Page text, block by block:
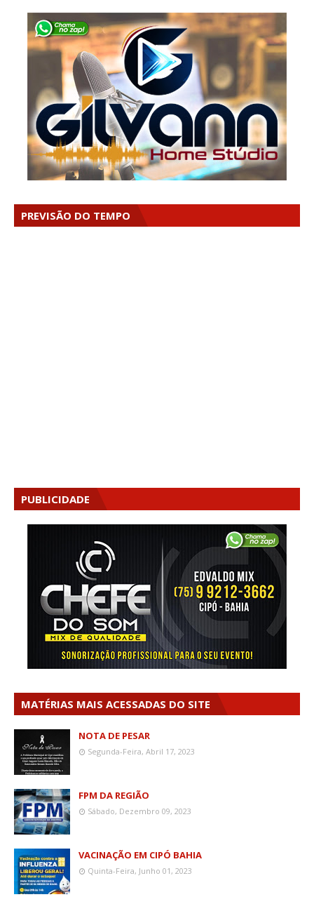
PREVISÃO DO TEMPO
PUBLICIDADE
MATÉRIAS MAIS ACESSADAS DO SITE
NOTA DE PESAR
Segunda-Feira, Abril 17, 2023
FPM DA REGIÃO
Sábado, Dezembro 09, 2023
VACINAÇÃO EM CIPÓ BAHIA
Quinta-Feira, Junho 01, 2023